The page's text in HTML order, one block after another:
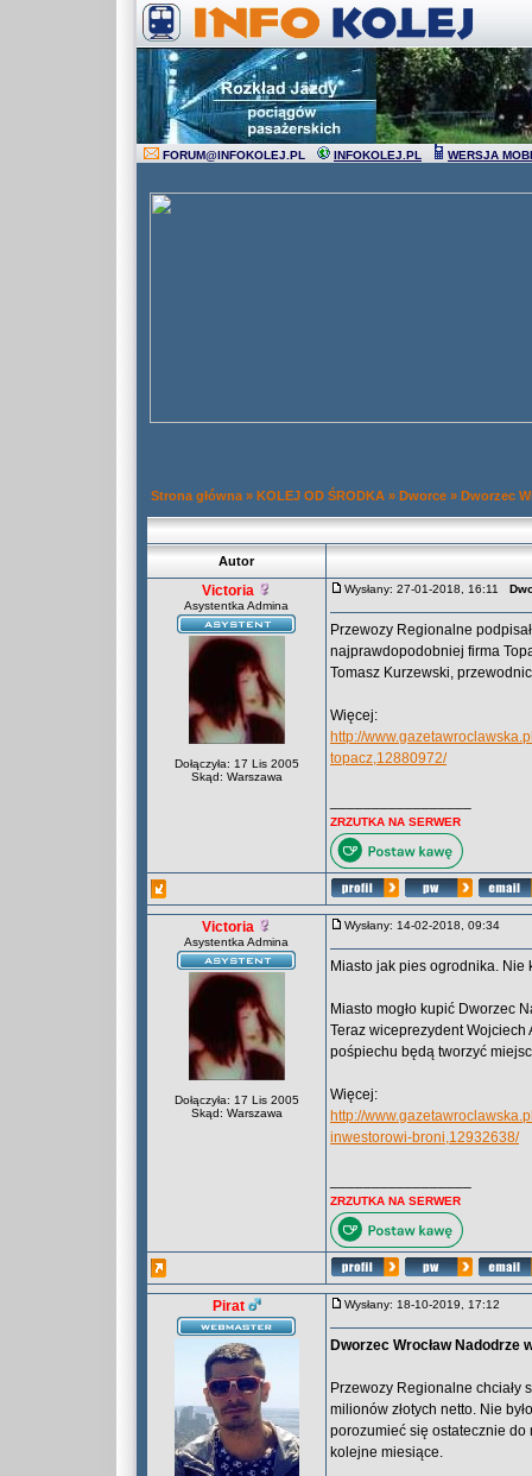
FORUM@INFOKOLEJ.PL INFOKOLEJ.PL WERSJA
Strona główna » KOLEJ OD ŚRODKA » Dworce » Dworzec
Autor
Victoria
Asystentka Admina
Dołączyła: 17 Lis 2005
Skąd: Warszawa
Wysłany: 27-01-2018, 16:11
Przewozy Regionalne
najprawdopodobniej firma
Tomasz Kurzewski,
Więcej:
http://
topacz,12880972/
ZRZUTKA NA SERWER
Victoria
Asystentka Admina
Dołączyła: 17 Lis 2005
Skąd: Warszawa
Wysłany: 14-02-2018, 09:34
Miasto jak pies ogrodnika. Nie
Miasto mogło kupić Dworzec
Teraz wiceprezydent Wojciech
pośpiechu będą tworzyć
Więcej:
http://
inwestorowi-broni,12932638/
ZRZUTKA NA SERWER
Pirat Wysłany: 18-10-2019, 17:12
Dworzec Wrocław
Przewozy Regionalne chciały
milionów złotych netto. Nie
porozumieć się ostatecznie do
kolejne miesiące.